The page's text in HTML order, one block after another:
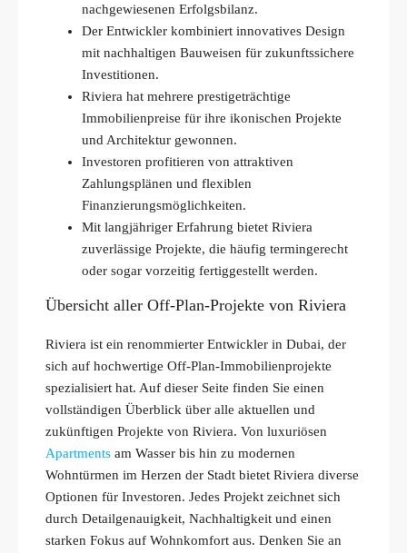
nachgewiesenen Erfolgsbilanz.
Der Entwickler kombiniert innovatives Design
mit nachhaltigen Bauweisen für zukunftssichere
Investitionen.
Riviera hat mehrere prestigeträchtige
Immobilienpreise für ihre ikonischen Projekte
und Architektur gewonnen.
Investoren profitieren von attraktiven
Zahlungsplänen und flexiblen
Finanzierungsmöglichkeiten.
Mit langjähriger Erfahrung bietet Riviera
zuverlässige Projekte, die häufig termingerecht
oder sogar vorzeitig fertiggestellt werden.
Übersicht aller Off-Plan-Projekte von Riviera
Riviera ist ein renommierter Entwickler in Dubai, der
sich auf hochwertige Off-Plan-Immobilienprojekte
spezialisiert hat. Auf dieser Seite finden Sie einen
vollständigen Überblick über alle aktuellen und
zukünftigen Projekte von Riviera. Von luxuriösen
Apartments am Wasser bis hin zu modernen
Wohntürmen im Herzen der Stadt bietet Riviera diverse
Optionen für Investoren. Jedes Projekt zeichnet sich
durch Detailgenauigkeit, Nachhaltigkeit und einen
starken Fokus auf Wohnkomfort aus. Denken Sie an